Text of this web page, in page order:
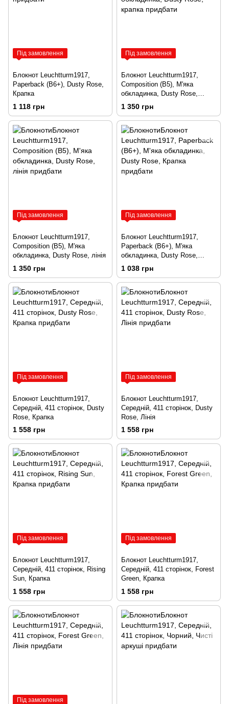
Під замовлення
Блокнот Leuchtturm1917,
Paperback (B6+), Dusty Rose,
Крапка
1 118 грн
Під замовлення
Блокнот Leuchtturm1917,
Composition (B5), М'яка
обкладинка, Dusty Rose,
крапка
1 350 грн
Під замовлення
Блокнот Leuchtturm1917,
Composition (B5), М'яка
обкладинка, Dusty Rose, лінія
1 350 грн
Під замовлення
Блокнот Leuchtturm1917,
Paperback (B6+), М'яка
обкладинка, Dusty Rose,
Крапка
1 038 грн
Під замовлення
Блокнот Leuchtturm1917,
Середній, 411 сторінок, Dusty
Rose, Крапка
1 558 грн
Під замовлення
Блокнот Leuchtturm1917,
Середній, 411 сторінок, Dusty
Rose, Лінія
1 558 грн
Під замовлення
Блокнот Leuchtturm1917,
Середній, 411 сторінок, Rising
Sun, Крапка
1 558 грн
Під замовлення
Блокнот Leuchtturm1917,
Середній, 411 сторінок, Forest
Green, Крапка
1 558 грн
Під замовлення